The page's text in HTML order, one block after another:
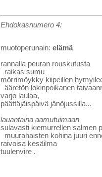
Ehdokasnumero 4:
muotoperunain: elämä
rannalla peuran rouskutusta
raikas sumu
mörrimöykky kiipeillen
ääretön lokinpoikanen
varjo laulaa,
päättäjäispäivä jänöjussilla...
lauantaina aamutuimaan
sulavasti kiemurrellen salmen
muurahaisten kohina juuri
raivoisa kesäilma
tuulenvire .